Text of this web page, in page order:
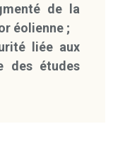
de la
éolienne ;
liée aux
des études